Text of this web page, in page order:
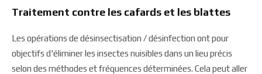
Traitement contre les cafards et les blattes
Les opérations de désinsectisation / désinfection ont pour
objectifs d'éliminer les insectes nuisibles dans un lieu précis
selon des méthodes et fréquences déterminées. Cela peut aller